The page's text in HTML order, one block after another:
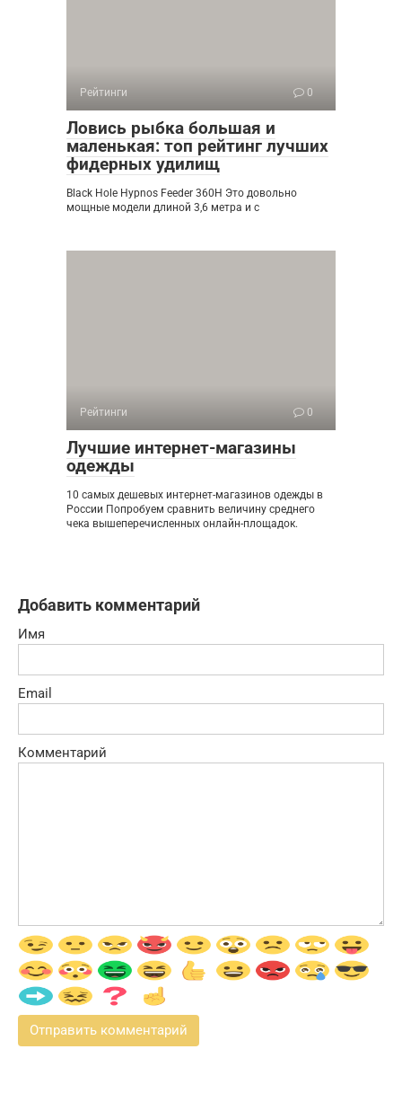
Рейтинги 0
Ловись рыбка большая и
маленькая: топ рейтинг лучших
фидерных удилищ
Black Hole Hypnos Feeder 360H Это довольно
мощные модели длиной 3,6 метра и с
Рейтинги 0
Лучшие интернет-магазины
одежды
10 самых дешевых интернет-магазинов одежды в
России Попробуем сравнить величину среднего
чека вышеперечисленных онлайн-площадок.
Добавить комментарий
Имя
Email
Комментарий